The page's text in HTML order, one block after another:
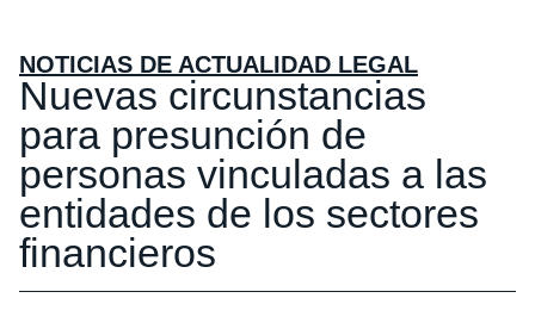
NOTICIAS DE ACTUALIDAD LEGAL
Nuevas circunstancias
para presunción de
personas vinculadas a las
entidades de los sectores
financieros